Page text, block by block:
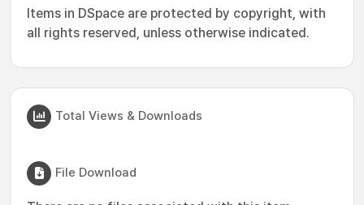
Items in DSpace are protected by copyright, with
all rights reserved, unless otherwise indicated.
Total Views & Downloads
File Download